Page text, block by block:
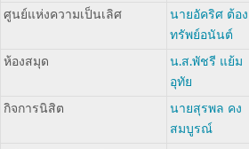
ศูนย์แห่งความเป็นเลิศ
นายอัคริศ ต้อง
ทรัพย์อนันต์
ห้องสมุด
น.ส.พัชรี แย้ม
อุทัย
กิจการนิสิต
นายสุรพล คง
สมบูรณ์